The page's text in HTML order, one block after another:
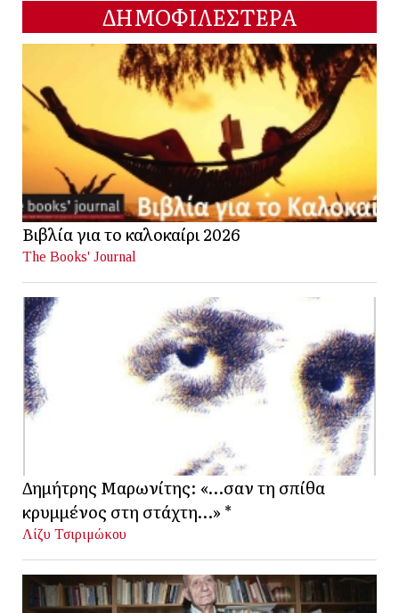
ΔΗΜΟΦΙΛΕΣΤΕΡΑ
Βιβλία για το καλοκαίρι 2026
The Books' Journal
Δημήτρης Μαρωνίτης: «…σαν τη σπίθα
κρυμμένος στη στάχτη…» *
Λίζυ Τσιριμώκου